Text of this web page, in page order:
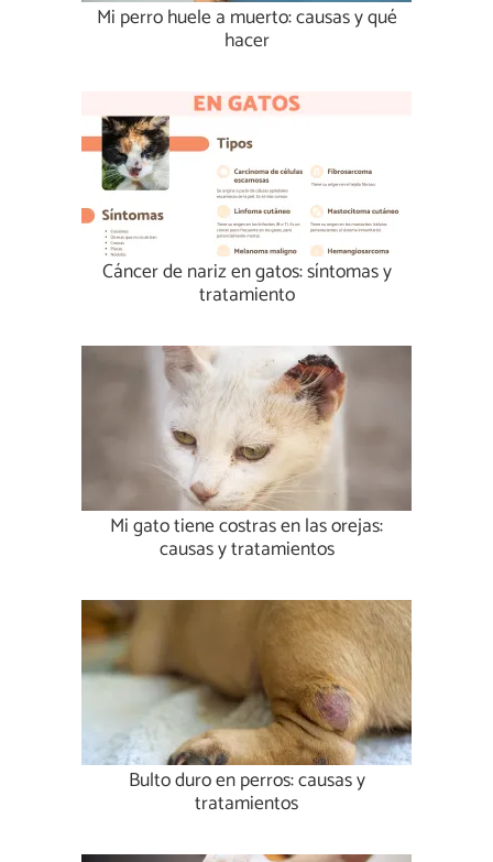
Mi perro huele a muerto: causas y qué
hacer
Cáncer de nariz en gatos: síntomas y
tratamiento
Mi gato tiene costras en las orejas:
causas y tratamientos
Bulto duro en perros: causas y
tratamientos